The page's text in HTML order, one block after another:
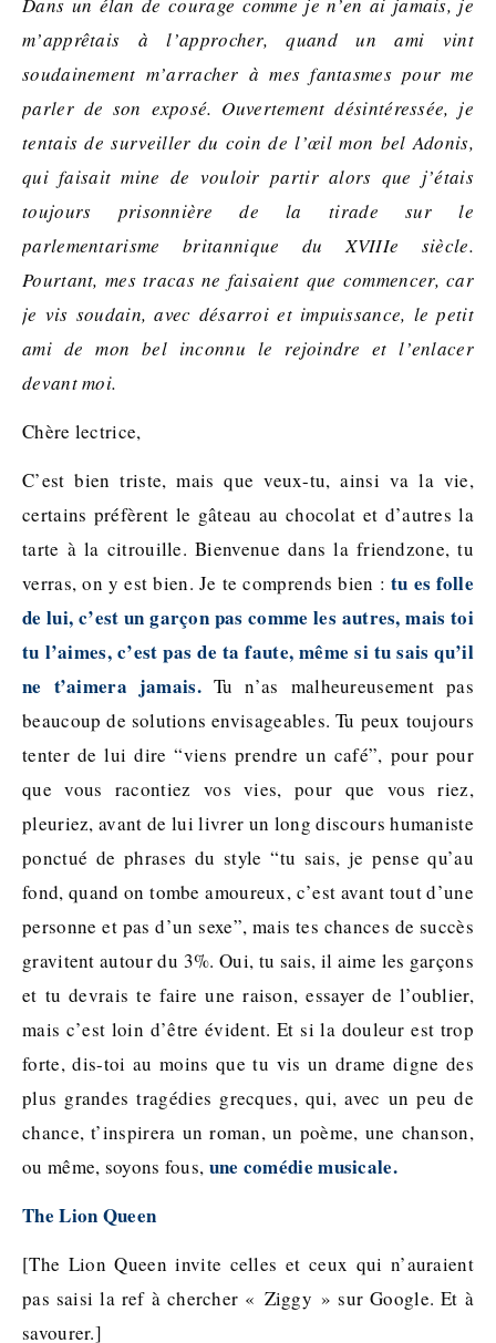
m’apprêtais à l’approcher, quand un ami vint
soudainement m’arracher à mes fantasmes pour me
parler de son exposé. Ouvertement désintéressée, je
tentais de surveiller du coin de l’œil mon bel Adonis,
qui faisait mine de vouloir partir alors que j’étais
toujours prisonnière de la tirade sur le
parlementarisme britannique du XVIIIe siècle.
Pourtant, mes tracas ne faisaient que commencer, car
je vis soudain, avec désarroi et impuissance, le petit
ami de mon bel inconnu le rejoindre et l’enlacer
devant moi.
Chère lectrice,
C’est bien triste, mais que veux-tu, ainsi va la vie,
certains préfèrent le gâteau au chocolat et d’autres la
tarte à la citrouille. Bienvenue dans la friendzone, tu
verras, on y est bien. Je te comprends bien :tu es folle
de lui, c’est un garçon pas comme les autres, mais toi
tu l’aimes, c’est pas de ta faute, même si tu sais qu’il
ne t’aimera jamais. Tu n’as malheureusement pas
beaucoup de solutions envisageables. Tu peux toujours
tenter de lui dire “viens prendre un café”, pour pour
que vous racontiez vos vies, pour que vous riez,
pleuriez, avant de lui livrer un long discours humaniste
ponctué de phrases du style “tu sais, je pense qu’au
fond, quand on tombe amoureux, c’est avant tout d’une
personne et pas d’un sexe”, mais tes chances de succès
gravitent autour du 3%. Oui, tu sais, il aime les garçons
et tu devrais te faire une raison, essayer de l’oublier,
mais c’est loin d’être évident. Et si la douleur est trop
forte, dis-toi au moins que tu vis un drame digne des
plus grandes tragédies grecques, qui, avec un peu de
chance, t’inspirera un roman, un poème, une chanson,
ou même, soyons fous, une comédie musicale.
The Lion Queen
[The Lion Queen invite celles et ceux qui n’auraient
pas saisi la ref à chercher « Ziggy » sur Google. Et à
savourer.]